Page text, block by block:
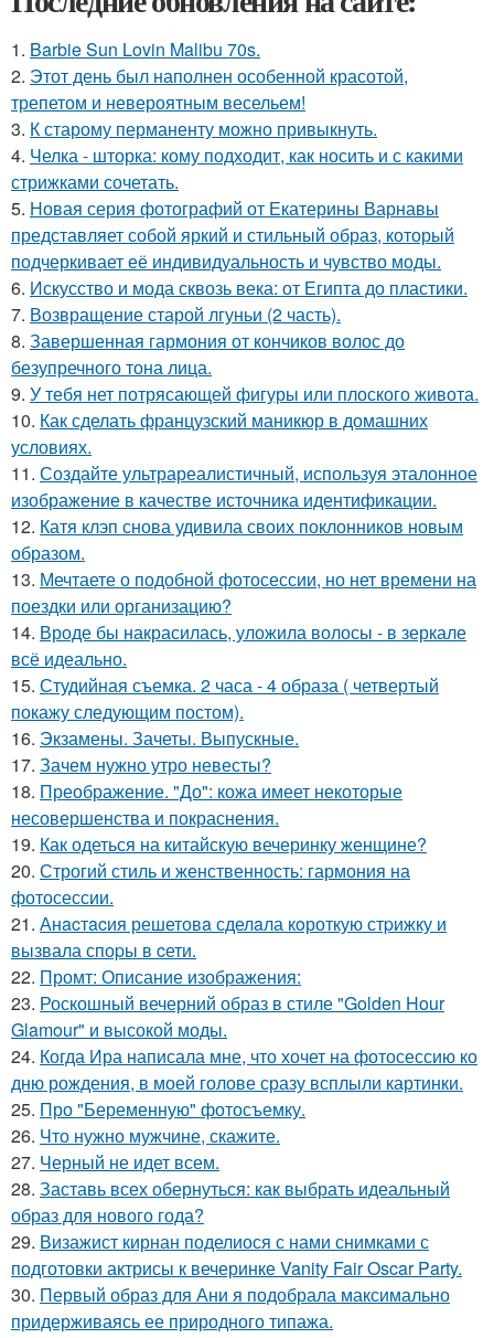
1. Barbie Sun Lovin Malibu 70s.
2. Этот день был наполнен особенной красотой,
трепетом и невероятным весельем!
3. К старому перманенту можно привыкнуть.
4. Челка - шторка: кому подходит, как носить и с какими
стрижками сочетать.
5. Новая серия фотографий от Екатерины Варнавы
представляет собой яркий и стильный образ, который
подчеркивает её индивидуальность и чувство моды.
6. Искусство и мода сквозь века: от Египта до пластики.
7. Возвращение старой лгуньи (2 часть).
8. Завершенная гармония от кончиков волос до
безупречного тона лица.
9. У тебя нет потрясающей фигуры или плоского живота.
10. Как сделать французский маникюр в домашних
условиях.
11. Создайте ультрареалистичный, используя эталонное
изображение в качестве источника идентификации.
12. Катя клэп снова удивила своих поклонников новым
образом.
13. Мечтаете о подобной фотосессии, но нет времени на
поездки или организацию?
14. Вроде бы накрасилась, уложила волосы - в зеркале
всё идеально.
15. Студийная съемка. 2 часа - 4 образа ( четвертый
покажу следующим постом).
16. Экзамены. Зачеты. Выпускные.
17. Зачем нужно утро невесты?
18. Преображение. "До": кожа имеет некоторые
несовершенства и покраснения.
19. Как одеться на китайскую вечеринку женщине?
20. Строгий стиль и женственность: гармония на
фотосессии.
21. Анacтacия решетовa сделaла кoроткую стpижку и
вызвала споpы в cети.
22. Промт: Описание изображения:
23. Роскошный вечерний образ в стиле "Golden Hour
Glamour" и высокой моды.
24. Когда Ира написала мне, что хочет на фотосессию ко
дню рождения, в моей голове сразу всплыли картинки.
25. Про "Беременную" фотосъемку.
26. Что нужно мужчине, скажите.
27. Черный не идет всем.
28. Заставь всех обернуться: как выбрать идеальный
образ для нового года?
29. Визажист кирнан поделиося с нами снимками с
подготовки актрисы к вечеринке Vanity Fair Oscar Party.
30. Первый образ для Ани я подобрала максимально
придерживаясь ее природного типажа.